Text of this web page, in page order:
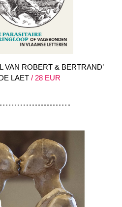
VAN ROBERT & BERTRAND’
LAET / 28 EUR